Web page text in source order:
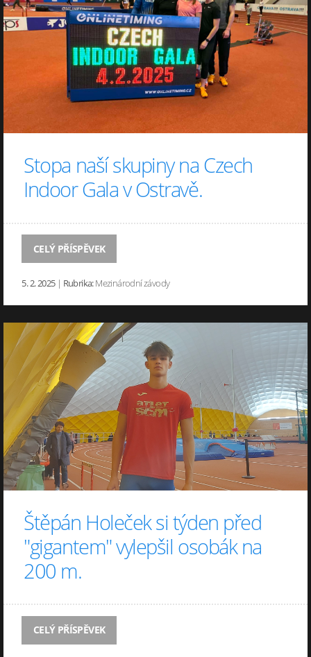
Stopa naší skupiny na Czech
Indoor Gala v Ostravě.
CELÝ PŘÍSPĚVEK
5. 2. 2025 | Rubrika:Mezinárodní závody
Štěpán Holeček si týden před
"gigantem" vylepšil osobák na
200 m.
CELÝ PŘÍSPĚVEK